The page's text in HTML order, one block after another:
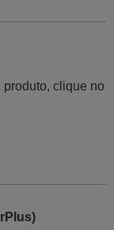
produto, clique no